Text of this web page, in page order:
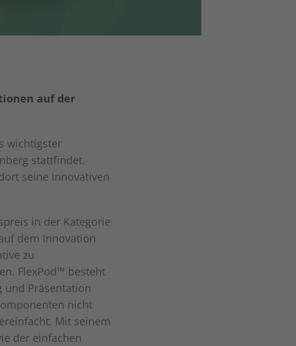
auf der
wichtigster
stattfindet.
seine innovativen
in der Kategorie
dem Innovation
zu
FlexPod™ besteht
und Präsentation
nicht
Mit seinem
der einfachen